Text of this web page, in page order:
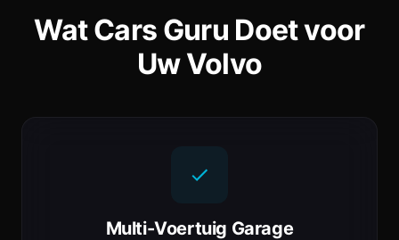
Wat Cars Guru Doet voor
Uw Volvo
Multi-Voertuig Garage